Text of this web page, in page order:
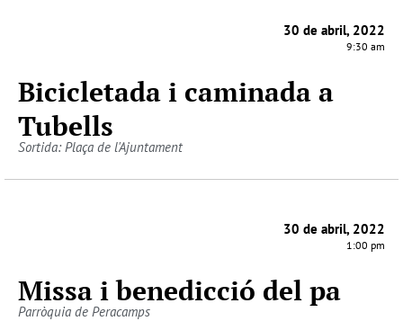
30 de abril, 2022
9:30 am
Bicicletada i caminada a
Tubells
Sortida: Plaça de l'Ajuntament
30 de abril, 2022
1:00 pm
Missa i benedicció del pa
Parròquia de Peracamps